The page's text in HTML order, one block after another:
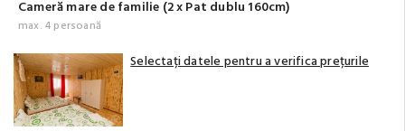
Cameră mare de familie (2 x Pat dublu 160cm)
max. 4 persoană
Selectați datele pentru a verifica prețurile